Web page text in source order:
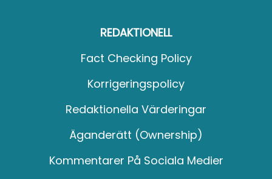
REDAKTIONELL
Fact Checking Policy
Korrigeringspolicy
Redaktionella Värderingar
Äganderätt (Ownership)
Kommentarer På Sociala Medier